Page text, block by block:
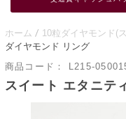
ホーム 10粒ダイヤモンド(
ダイヤモンド リング
商品コード：
L215-
スイート エタニテ